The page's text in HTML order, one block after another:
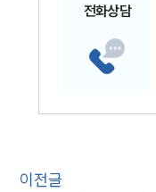
전화상담
이전글